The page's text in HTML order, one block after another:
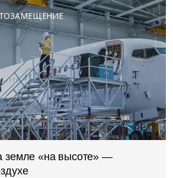
земле «на высоте» —